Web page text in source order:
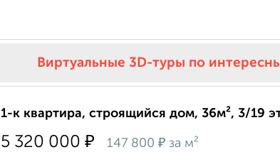
Виртуальные 3D-туры по
1-к квартира, строящийся дом, 36м², 3/19
5 320 000 ₽ 147 800 ₽ за м²